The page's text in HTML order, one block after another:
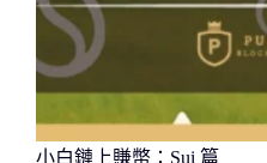
小白鏈上賺幣：Sui 篇